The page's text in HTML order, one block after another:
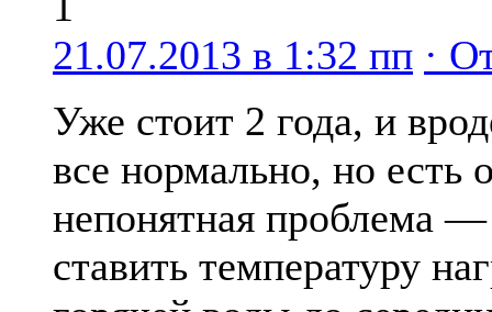
21.07.2013 в 1:32 пп ·
Уже стоит 2 года, и
все нормально, но есть
непонятная проблема
ставить температуру